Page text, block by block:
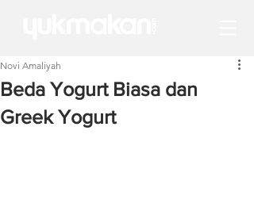
Beda Yogurt Biasa dan
Greek Yogurt
Novi Amaliyah